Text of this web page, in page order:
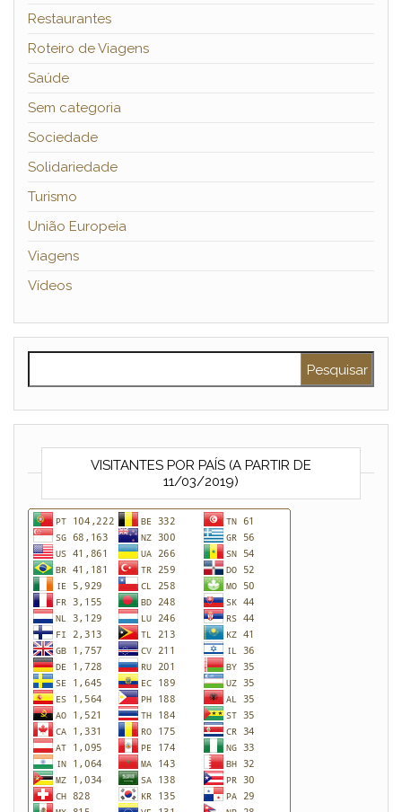
Restaurantes
Roteiro de Viagens
Saúde
Sem categoria
Sociedade
Solidariedade
Turismo
União Europeia
Viagens
Vídeos
VISITANTES POR PAÍS (A PARTIR DE
11/03/2019)